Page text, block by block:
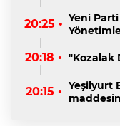
20:25 • Yeni
20:18 • "Kozalak
20:15 • Yeşilyurt